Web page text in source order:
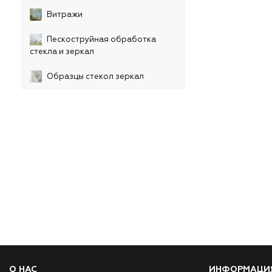
Витражи
Пескоструйная обработка
стекла и зеркал
Образцы стекол зеркал
О НАС